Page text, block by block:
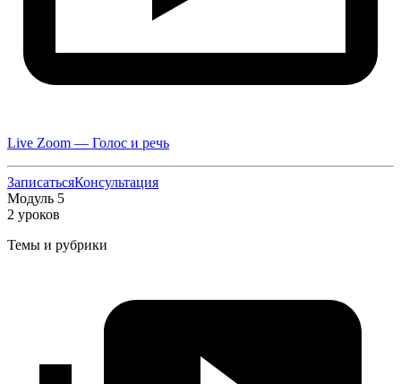
Live Zoom — Голос и речь
ЗаписатьсяКонсультация
Модуль 5
2 уроков
Темы и рубрики